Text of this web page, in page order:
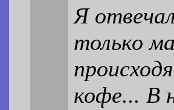
Я
только
кофе... В